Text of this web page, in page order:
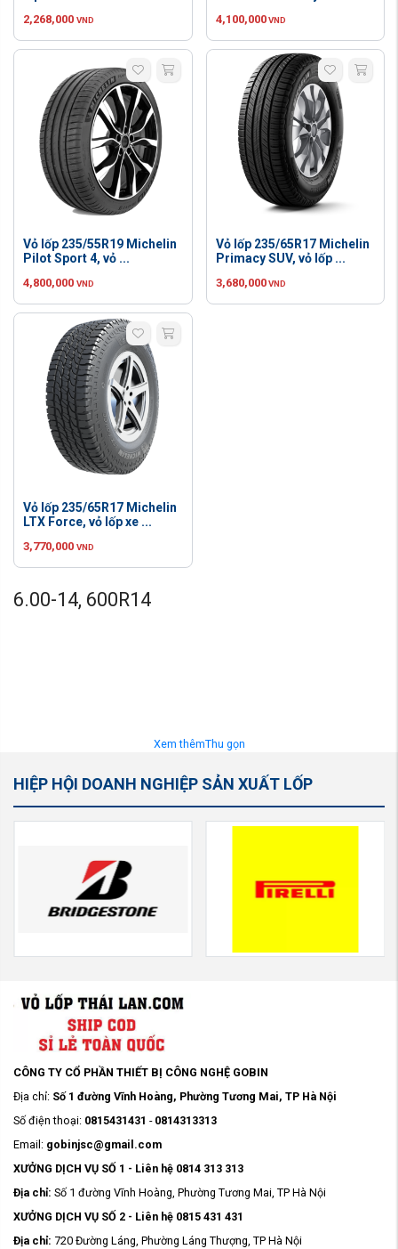
2,268,000 VND 4,100,000 VND
Vỏ lốp 235/55R19 Michelin
Pilot Sport 4, vỏ ...
4,800,000 VND
Vỏ lốp 235/65R17 Michelin
Primacy SUV, vỏ lốp ...
3,680,000 VND
Vỏ lốp 235/65R17 Michelin
LTX Force, vỏ lốp xe ...
3,770,000 VND
6.00-14, 600R14
Xem thêmThu gọn
HIỆP HỘI DOANH NGHIỆP SẢN XUẤT LỐP
CÔNG TY CỔ PHẦN THIẾT BỊ CÔNG NGHỆ GOBIN
Địa chỉ: Số 1 đường Vĩnh Hoàng, Phường Tương Mai, TP Hà Nội
Số điện thoại: 0815431431 - 0814313313
Email: gobinjsc@gmail.com
XƯỞNG DỊCH VỤ SỐ 1 - Liên hệ 0814 313 313
Địa chỉ: Số 1 đường Vĩnh Hoàng, Phường Tương Mai, TP Hà Nội
XƯỞNG DỊCH VỤ SỐ 2 - Liên hệ 0815 431 431
Địa chỉ: 720 Đường Láng, Phường Láng Thượng, TP Hà Nội